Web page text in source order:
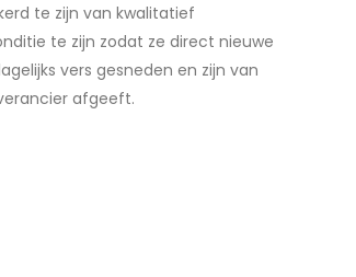
te zijn van kwalitatief
te zijn zodat ze direct nieuwe
vers gesneden en zijn van
afgeeft.